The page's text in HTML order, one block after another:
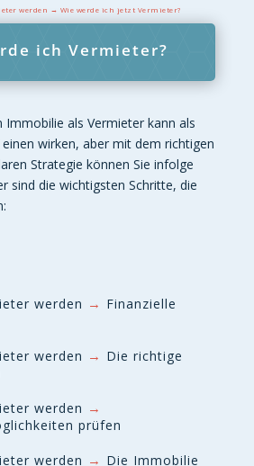
werden → Wie werde ich jetzt Vermieter?
ich Vermieter?
Immobilie als Vermieter kann als
wirken, aber mit dem richtigen
Strategie können Sie infolge
sind die wichtigsten Schritte, die
werden → Finanzielle
werden → Die richtige
werden →
prüfen
werden → Die Immobilie